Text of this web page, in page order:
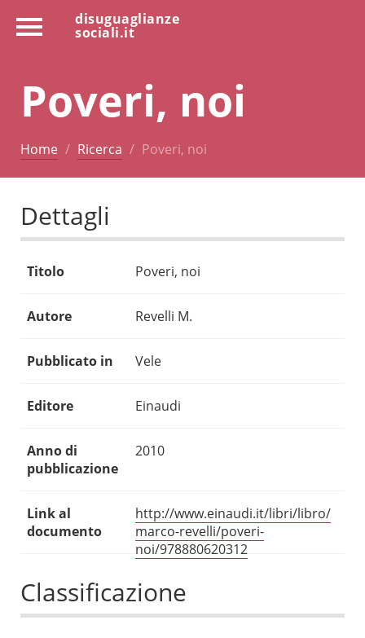
disuguaglianze
sociali.it
Poveri, noi
Home Ricerca Poveri, noi
Dettagli
Titolo Poveri, noi
Autore Revelli M.
Pubblicato in Vele
Editore Einaudi
Anno di
pubblicazione
2010
Link al
documento
http://www.einaudi.it/libri/libro/
marco-revelli/poveri-
noi/978880620312
Classificazione